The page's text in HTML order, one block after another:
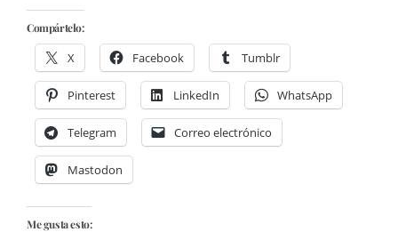
Compártelo:
X Facebook Tumblr
Pinterest LinkedIn WhatsApp
Telegram Correo electrónico
Mastodon
Me gusta esto: